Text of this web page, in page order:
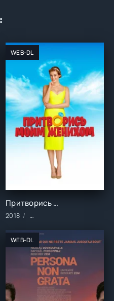
Комедии/Семейные
WEB-DL
Притворись моим женихом (2018)
2018 Фильмы/2018 год/
WEB-DL